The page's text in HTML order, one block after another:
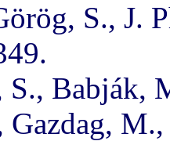
S., J.
Babják,
Gazdag, M.,